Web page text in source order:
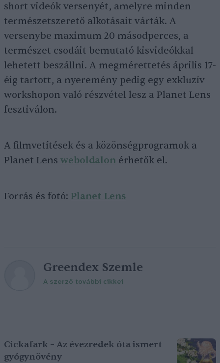
short videók versenyét, amelyre minden
természetszerető alkotásait várták. A
versenybe maximum 20 másodperces, a
természet csodáit bemutató kisvideókkal
lehetett beszállni. A megmérettetés április 17-
éig tartott, a nyeremény pedig egy exkluzív
workshopon való részvétel lesz a Planet Lens
fesztiválon.
A filmvetítések és a közönségprogramok a
Planet Lens weboldalon érhetők el.
Forrás és fotó: Planet Lens
Greendex Szemle
A szerző további cikkei
Cickafark – Az évezredek óta ismert
gyógynövény